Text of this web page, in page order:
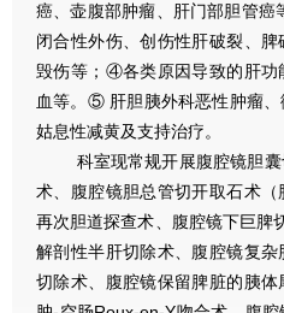
癌、壶腹部肿瘤、肝门部胆管
闭合性外伤、创伤性肝破裂、
毁伤等；④各类原因导致的肝功
血等。⑤ 肝胆胰外科恶性肿瘤、
姑息性减黄及支持治疗。
科室现常规开展腹腔镜胆囊
术、腹腔镜胆总管切开取石术
再次胆道探查术、腹腔镜下巨脾
解剖性半肝切除术、腹腔镜复
切除术、腹腔镜保留脾脏的胰